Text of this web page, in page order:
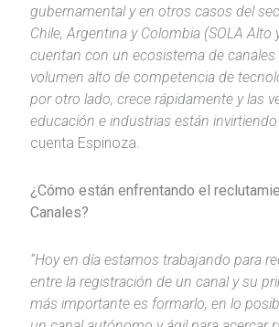
gubernamental y en otros casos del
Chile, Argentina y Colombia (SOLA Alto
cuentan con un ecosistema de canales
volumen alto de competencia de
por otro lado, crece rápidamente y las
educación e industrias están
cuenta Espinoza.
¿Cómo están enfrentando el
Canales?
“Hoy en día estamos trabajando para
entre la registración de un canal y su
más importante es formarlo, en lo